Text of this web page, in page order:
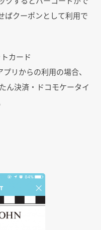
ばクーポンとして利用で
カード
リからの利用の場合、
ん決済・ドコモケータイ